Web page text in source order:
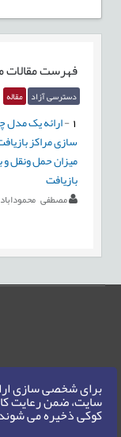
برای شخصی سازی
سایت، ضمن رعایت
کوکی ذخیره می
فهرست مقالات
دسترسی آزاد مقاله
-ارائه یک مدل
سازی مراکز
میزان حمل ونقل و
بازیافت
مصطفی